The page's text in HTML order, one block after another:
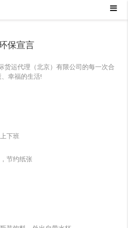
保宣言
货运代理（北京）有限公司的每一次合
幸福的生活!
下班
节约纸张